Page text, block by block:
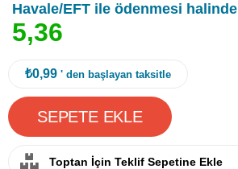
Havale/EFT ile ödenmesi halinde
5,36
₺0,99 ' den başlayan taksitle
Toptan İçin Teklif Sepetine Ekle